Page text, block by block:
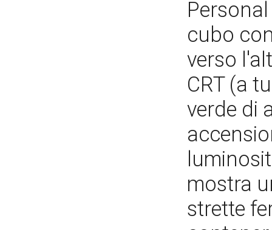
cubo
verso
CRT (a
verde di
mostra
strette